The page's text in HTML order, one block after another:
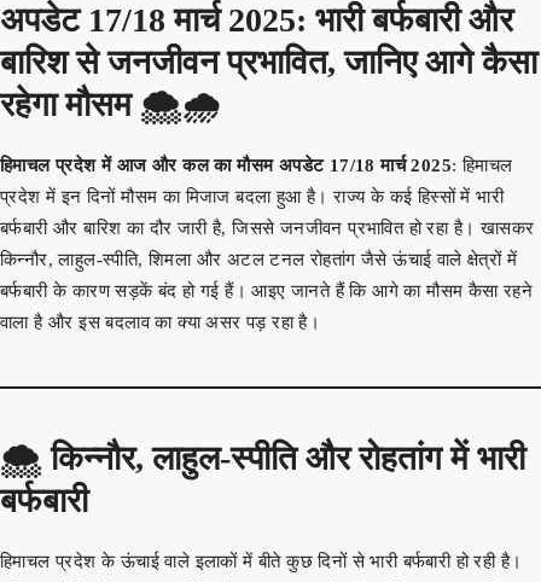
अपडेट 17/18 मार्च 2025: भारी बर्फबारी और
बारिश से जनजीवन प्रभावित, जानिए आगे कैसा
रहेगा मौसम 🌨️🌧️
हिमाचल प्रदेश में आज और कल का मौसम अपडेट 17/18 मार्च 2025: हिमाचल
प्रदेश में इन दिनों मौसम का मिजाज बदला हुआ है। राज्य के कई हिस्सों में भारी
बर्फबारी और बारिश का दौर जारी है, जिससे जनजीवन प्रभावित हो रहा है। खासकर
किन्नौर, लाहुल-स्पीति, शिमला और अटल टनल रोहतांग जैसे ऊंचाई वाले क्षेत्रों में
बर्फबारी के कारण सड़कें बंद हो गई हैं। आइए जानते हैं कि आगे का मौसम कैसा रहने
वाला है और इस बदलाव का क्या असर पड़ रहा है।
🌨️किन्नौर, लाहुल-स्पीति और रोहतांग में भारी
बर्फबारी
हिमाचल प्रदेश के ऊंचाई वाले इलाकों में बीते कुछ दिनों से भारी बर्फबारी हो रही है।